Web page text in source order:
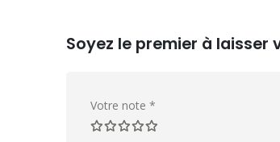
Soyez le premier à laisser
Votre note *